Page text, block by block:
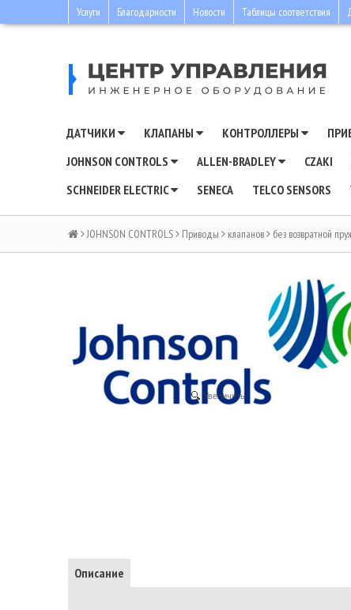
Услуги Благодарности Новости Таблицы соответствия
ДАТЧИКИ КЛАПАНЫ КОНТРОЛЛЕРЫ
JOHNSON CONTROLS
ALLEN-BRADLEY CZAKI
SCHNEIDER ELECTRIC
SENECA TELCO SENSORS
JOHNSON CONTROLS Приводы клапанов без возвратной
Увеличить
Описание